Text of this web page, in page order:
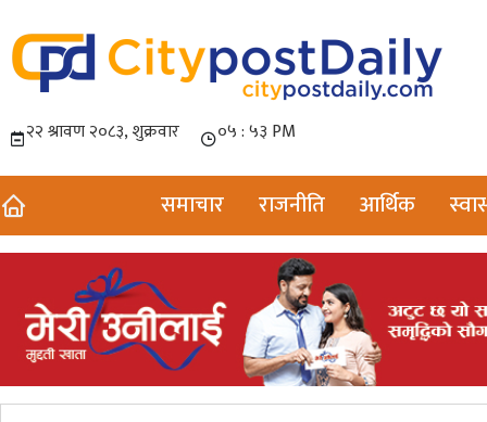
समाचार राजनीति आर्थिक